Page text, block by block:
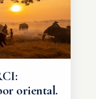
oriental.